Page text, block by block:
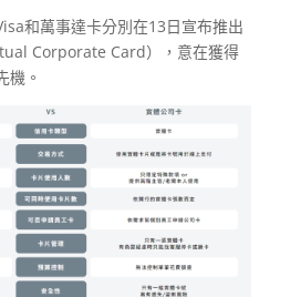
和萬事達卡分別在13日宣布推出
Corporate Card），意在獲得
機。